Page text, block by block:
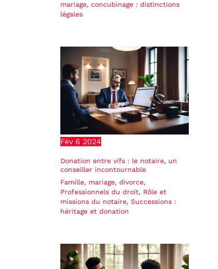
mariage, concubinage : distinctions
légales
Fév 6 2024
Donation entre vifs : le notaire, un
conseiller incontournable
Famille, mariage, divorce,
Professionnels du droit, Rôle et
missions du notaire, Successions :
héritage et donation